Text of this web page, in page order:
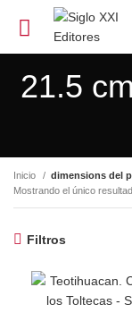
21.5
Inicio dimensions del
Mostrando el único
Filtros